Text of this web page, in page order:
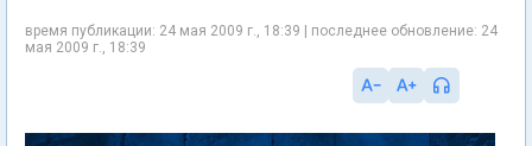
время публикации: 24 мая 2009 г., 18:39 | последнее обновление: 24
мая 2009 г., 18:39